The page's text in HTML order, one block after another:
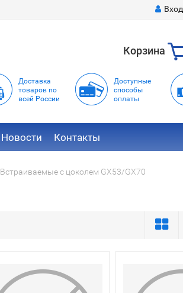
Вход
Корзина
Доставка
товаров по
всей России
Доступные
способы
оплаты
Новости Контакты
Встраиваемые с цоколем GX53/GX70